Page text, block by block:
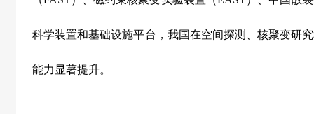
科学装置和基础设施平台，我国在空间探测、核聚变研
能力显著提升。